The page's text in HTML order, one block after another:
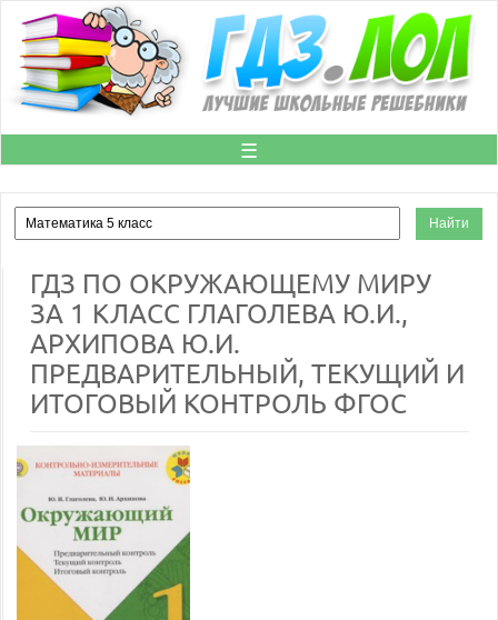
☰
ГДЗ ПО ОКРУЖАЮЩЕМУ МИРУ
ЗА 1 КЛАСС ГЛАГОЛЕВА Ю.И.,
АРХИПОВА Ю.И.
ПРЕДВАРИТЕЛЬНЫЙ, ТЕКУЩИЙ И
ИТОГОВЫЙ КОНТРОЛЬ ФГОС